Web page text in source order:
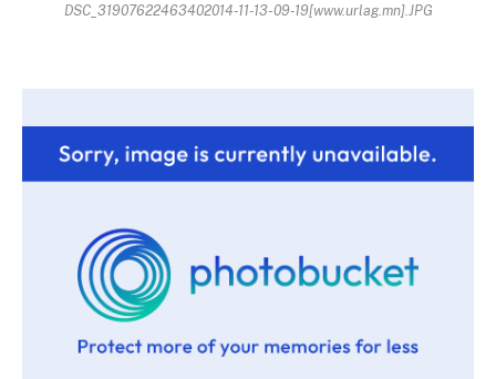
DSC_31907622463402014-11-13-09-19[www.urlag.mn].JPG